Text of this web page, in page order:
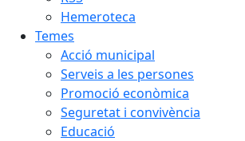
Hemeroteca
Temes
Acció municipal
Serveis a les persones
Promoció econòmica
Seguretat i convivència
Educació